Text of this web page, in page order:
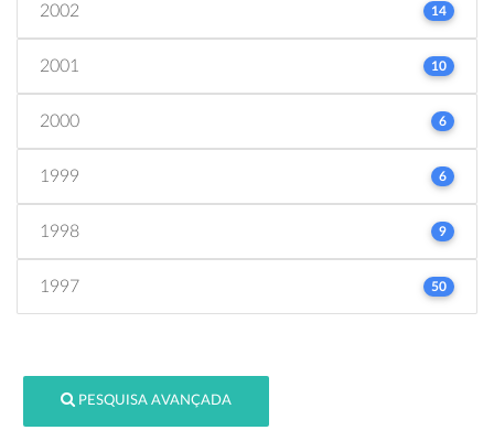
2002 14
2001 10
2000 6
1999 6
1998 9
1997 50
PESQUISA AVANÇADA